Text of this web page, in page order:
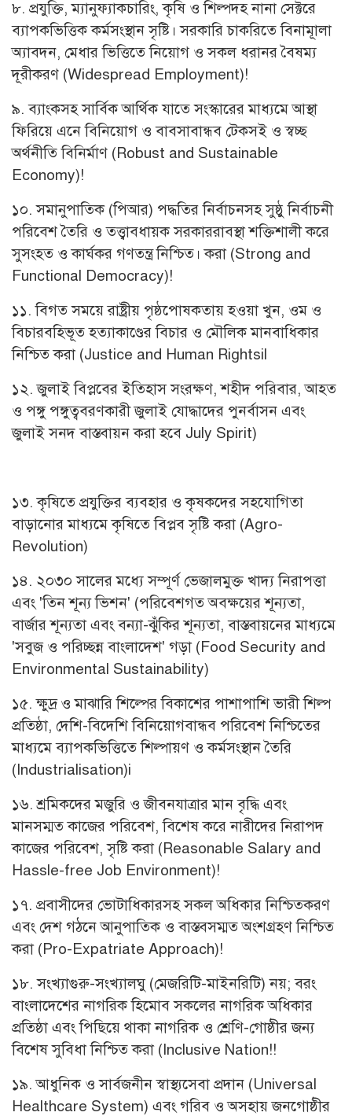
৮. প্রযুক্তি, ম্যানুফ্যাকচারিং, কৃষি ও শিল্পদহ নানা সেক্টরে
ব্যাপকভিত্তিক কর্মসংস্থান সৃষ্টি। সরকারি চাকরিতে বিনামূালা
অ্যাবদন, মেধার ভিত্তিতে নিয়োগ ও সকল ধরানর বৈষম্য
দূরীকরণ (Widespread Employment)!
৯. ব্যাংকসহ সার্বিক আর্থিক যাতে সংস্কারের মাধ্যমে আস্থা
ফিরিয়ে এনে বিনিয়োগ ও বাবসাবান্ধব টেকসই ও স্বচ্ছ
অর্থনীতি বিনির্মাণ (Robust and Sustainable
Economy)!
১০. সমানুপাতিক (পিআর) পদ্ধতির নির্বাচনসহ সুষ্ঠু নির্বাচনী
পরিবেশ তৈরি ও তত্ত্বাবধায়ক সরকাররাবস্থা শক্তিশালী করে
সুসংহত ও কার্ঘকর গণতন্ত্র নিশ্চিত। করা (Strong and
Functional Democracy)!
১১. বিগত সময়ে রাষ্ট্রীয় পৃষ্ঠপোষকতায় হওয়া খুন, ওম ও
বিচারবহিভূত হত্যাকাণ্ডের বিচার ও মৌলিক মানবাধিকার
নিশ্চিত করা (Justice and Human Rightsil
১২. জুলাই বিপ্লবের ইতিহাস সংরক্ষণ, শহীদ পরিবার, আহত
ও পঙ্গু পঙ্গুত্ববরণকারী জুলাই যোদ্ধাদের পুনর্বাসন এবং
জুলাই সনদ বাস্তবায়ন করা হবে July Spirit)
১৩. কৃষিতে প্রযুক্তির ব্যবহার ও কৃষকদের সহযোগিতা
বাড়ানোর মাধ্যমে কৃষিতে বিপ্লব সৃষ্টি করা (Agro-
Revolution)
১৪. ২০৩০ সালের মধ্যে সম্পূর্ণ ভেজালমুক্ত খাদ্য নিরাপত্তা
এবং 'তিন শূন্য ভিশন' (পরিবেশগত অবক্ষয়ের শূন্যতা,
বার্জার শূন্যতা এবং বন্যা-ঝুঁকির শূন্যতা, বাস্তবায়নের মাধ্যমে
'সবুজ ও পরিচ্ছন্ন বাংলাদেশ' গড়া (Food Security and
Environmental Sustainability)
১৫. ক্ষুদ্র ও মাঝারি শিল্পের বিকাশের পাশাপাশি ভারী শিল্প
প্রতিষ্ঠা, দেশি-বিদেশি বিনিয়োগবান্ধব পরিবেশ নিশ্চিতের
মাধ্যমে ব্যাপকভিত্তিতে শিল্পায়ণ ও কর্মসংস্থান তৈরি
(Industrialisation)i
১৬. শ্রমিকদের মজুরি ও জীবনযাত্রার মান বৃদ্ধি এবং
মানসম্মত কাজের পরিবেশ, বিশেষ করে নারীদের নিরাপদ
কাজের পরিবেশ, সৃষ্টি করা (Reasonable Salary and
Hassle-free Job Environment)!
১৭. প্রবাসীদের ভোটাধিকারসহ সকল অধিকার নিশ্চিতকরণ
এবং দেশ গঠনে আনুপাতিক ও বাস্তবসম্মত অংশগ্রহণ নিশ্চিত
করা (Pro-Expatriate Approach)!
১৮. সংখ্যাগুরু-সংখ্যালঘু (মেজরিটি-মাইনরিটি) নয়; বরং
বাংলাদেশের নাগরিক হিমোব সকলের নাগরিক অধিকার
প্রতিষ্ঠা এবং পিছিয়ে থাকা নাগরিক ও শ্রেণি-গোষ্ঠীর জন্য
বিশেষ সুবিধা নিশ্চিত করা (Inclusive Nation!!
১৯. আধুনিক ও সার্বজনীন স্বাস্থ্যসেবা প্রদান (Universal
Healthcare System) এবং গরিব ও অসহায় জনগোষ্ঠীর